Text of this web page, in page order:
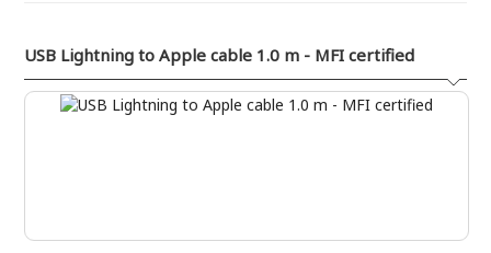
USB Lightning to Apple cable 1.0 m - MFI certified